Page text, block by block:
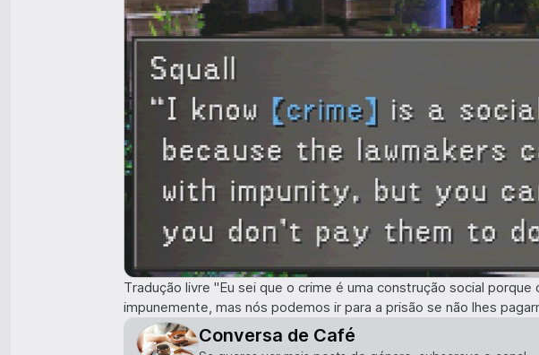
Tradução livre "Eu sei que o crime é uma construção social
impunemente, mas nós podemos ir para a prisão se não lhes
Conversa de Café